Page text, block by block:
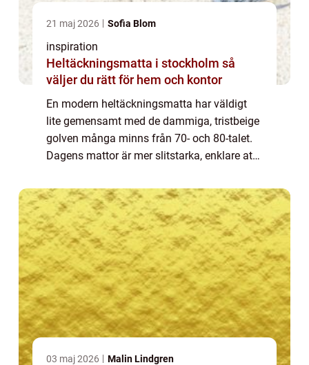
21 maj 2026 Sofia Blom
inspiration
Heltäckningsmatta i stockholm så
väljer du rätt för hem och kontor
En modern heltäckningsmatta har väldigt
lite gemensamt med de dammiga, tristbeige
golven många minns från 70- och 80-talet.
Dagens mattor är mer slitstarka, enklare att
strukturer och prisklasser. För den ...
03 maj 2026 Malin Lindgren